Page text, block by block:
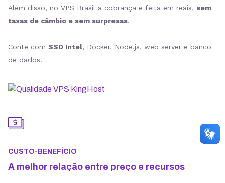
Além disso, no VPS Brasil a cobrança é feita em reais, sem
taxas de câmbio e sem surpresas.
Conte com SSD Intel, Docker, Node.js, web server e banco
de dados.
CUSTO-BENEFÍCIO
A melhor relação entre preço e recursos